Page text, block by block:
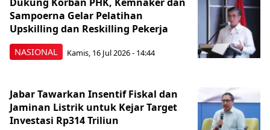
NASIONAL
Sampoerna Gelar Pelatihan
Upskilling dan Reskilling Pekerja
Kamis, 16 Jul 2026 - 14:44
Jabar Tawarkan Insentif Fiskal dan
Jaminan Listrik untuk Kejar Target
Investasi Rp314 Triliun